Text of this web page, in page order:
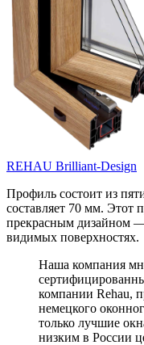
REHAU Brilliant-Design
Профиль состоит из
составляет 70 мм. Этот
прекрасным дизайном —
видимых поверхностях.
Наша компания
компании Rehau,
немецкого
только лучшие
низким в России